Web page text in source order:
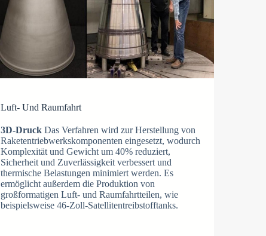
Luft- Und Raumfahrt
3D-Druck Das Verfahren wird zur Herstellung von
Raketentriebwerkskomponenten eingesetzt, wodurch
Komplexität und Gewicht um 40% reduziert,
Sicherheit und Zuverlässigkeit verbessert und
thermische Belastungen minimiert werden. Es
ermöglicht außerdem die Produktion von
großformatigen Luft- und Raumfahrtteilen, wie
beispielsweise 46-Zoll-Satellitentreibstofftanks.